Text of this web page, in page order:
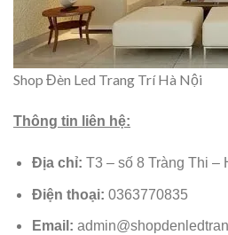
Shop Đèn Led Trang Trí Hà Nội
Thông tin liên hệ:
Địa chỉ: T3 – số 8 Tràng Thi –
Điện thoại: 0363770835
Email: